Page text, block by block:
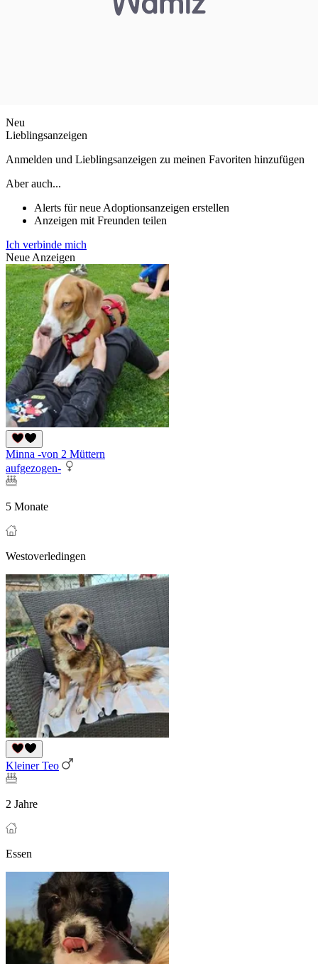
Neu
Lieblingsanzeigen
Anmelden und Lieblingsanzeigen zu meinen Favoriten hinzufügen
Aber auch...
Alerts für neue Adoptionsanzeigen erstellen
Anzeigen mit Freunden teilen
Ich verbinde mich
Neue Anzeigen
Minna -von 2 Müttern
aufgezogen-
5 Monate
Westoverledingen
Kleiner Teo
2 Jahre
Essen